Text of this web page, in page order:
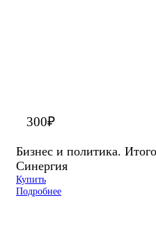
300₽
Бизнес и политика.
Синергия
Купить
Подробнее